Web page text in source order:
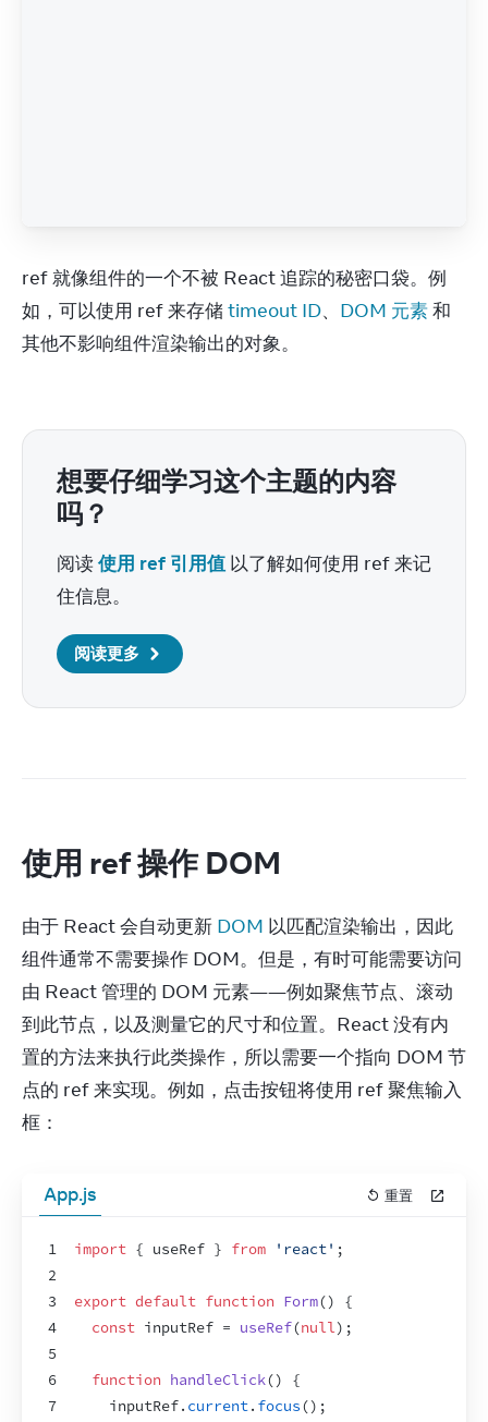
ref 就像组件的一个不被 React 追踪的秘密口袋。例
如，可以使用 ref 来存储 timeout ID、 DOM 元素 和
其他不影响组件渲染输出的对象。
想要仔细学习这个主题的内容
吗？
阅读 使用 ref 引用值 以了解如何使用 ref 来记
住信息。
阅读更多
使用 ref 操作 DOM
由于 React 会自动更新 DOM 以匹配渲染输出，因此
组件通常不需要操作 DOM。但是，有时可能需要访问
由 React 管理的 DOM 元素——例如聚焦节点、滚动
到此节点，以及测量它的尺寸和位置。React 没有内
置的方法来执行此类操作，所以需要一个指向 DOM 节
点的 ref 来实现。例如，点击按钮将使用 ref 聚焦输入
框：
App.js 重置
1
2
3
4
5
6
7
import { useRef } from 'react' ;
export default function Form()
{
const inputRef = useRef(null) ;
function handleClick()
{
inputRef. current. focus() ;